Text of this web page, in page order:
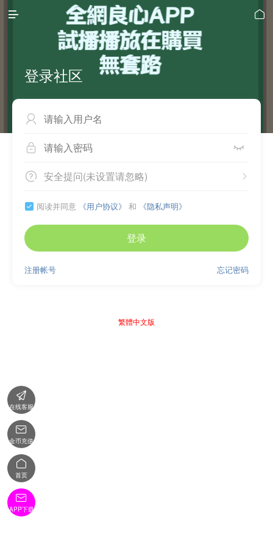
 
登录社区

 
 
安全提问(未设置请忽略)
 阅读并同意 《用户协议》 和 《隐私声明》
登录
忘记密码
注册帐号
繁體中文版

在线客服

金币充值

首页

APP下载